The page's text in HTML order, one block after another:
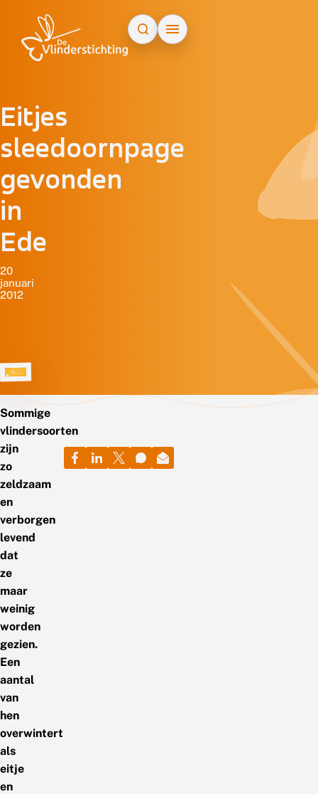
Eitjes
sleedoornpage
gevonden
in
Ede
20
januari
2012
Sommige
vlindersoorten
zijn
zo
zeldzaam
en
verborgen
levend
dat
ze
maar
weinig
worden
gezien.
Een
aantal
van
hen
overwintert
als
eitje
en